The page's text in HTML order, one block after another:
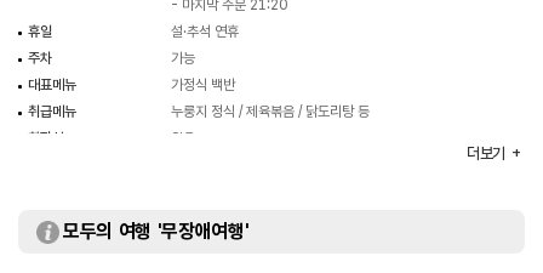
- 마지막 주문 21:20
휴일
설·추석 연휴
주차
가능
대표메뉴
가정식 백반
취급메뉴
누룽지 정식 / 제육볶음 / 닭도리탕 등
화장실
있음
더보기
모두의 여행 '무장애여행'